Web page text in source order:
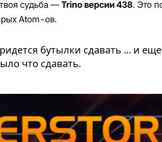
бутылки сдавать ... и еще
что сдавать.